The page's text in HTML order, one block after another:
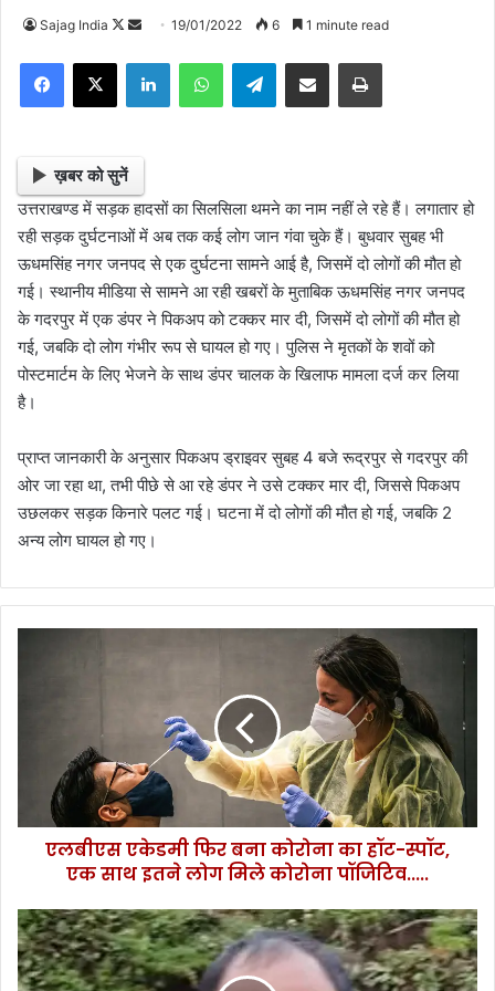
Sajag India
F
l
n
X
n
d
n
m
a
i
l
19/01/2022 6 1 minute read
Telegram
ख़बर को सुनें
उत्तराखण्ड में सड़क हादसों का सिलसिला थमने का नाम नहीं ले रहे हैं। लगातार हो
रही सड़क दुर्घटनाओं में अब तक कई लोग जान गंवा चुके हैं। बुधवार सुबह भी
ऊधमसिंह नगर जनपद से एक दुर्घटना सामने आई है, जिसमें दो लोगों की मौत हो
गई। स्थानीय मीडिया से सामने आ रही खबरों के मुताबिक ऊधमसिंह नगर जनपद
के गदरपुर में एक डंपर ने पिकअप को टक्कर मार दी, जिसमें दो लोगों की मौत हो
गई, जबकि दो लोग गंभीर रूप से घायल हो गए। पुलिस ने मृतकों के शवों को
पोस्टमार्टम के लिए भेजने के साथ डंपर चालक के खिलाफ मामला दर्ज कर लिया
है।
प्राप्त जानकारी के अनुसार पिकअप ड्राइवर सुबह 4 बजे रूद्रपुर से गदरपुर की
ओर जा रहा था, तभी पीछे से आ रहे डंपर ने उसे टक्कर मार दी, जिससे पिकअप
उछलकर सड़क किनारे पलट गई। घटना में दो लोगों की मौत हो गई, जबकि 2
अन्य लोग घायल हो गए।
मी
ना
को
रो
ना
एलबीएस एकेडमी फिर बना कोरोना का हॉट-स्पॉट,
एक साथ इतने लोग मिले कोरोना पॉजिटिव.....
ब्रे
किं
ग